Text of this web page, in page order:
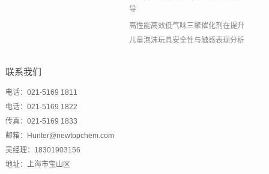
导
高性能高效低气味三聚催化剂在提升
儿童泡沫玩具安全性与触感表现分析
联系我们
电话：021-5169 1811
电话：021-5169 1822
传真：021-5169 1833
邮箱：Hunter@newtopchem.com
吴经理：18301903156
地址：上海市宝山区